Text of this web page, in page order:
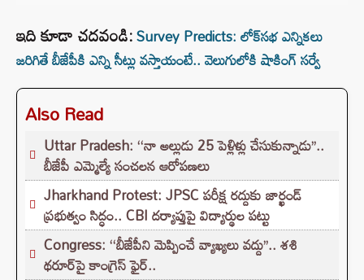
ఇది కూడా చదవండి:Survey Predicts: లోక్‌సభ ఎన్నికలు
జరిగితే బీజేపీకి ఎన్ని సీట్లు వస్తాయంటే.. వెలుగులోకి షాకింగ్ సర్వే
Also Read
Uttar Pradesh: ‘‘నా అల్లుడు 25 పెళ్లిళ్లు చేసుకున్నాడు’’..
బీజేపీ ఎమ్మెల్యే సంచలన ఆరోపణలు
Jharkhand Protest: JPSC పరీక్ష రద్దుకు జార్ఖండ్
ప్రభుత్వం సిద్ధం.. CBI దర్యాప్తుపై విద్యార్థుల పట్టు
Congress: ‘‘బీజేపీని మెప్పించే వ్యాఖ్యలు వద్దు’’.. శశి
థరూర్‌పై కాంగ్రెస్ ఫైర్..